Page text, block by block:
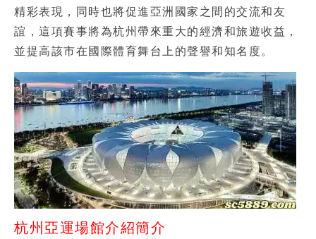
精彩表現，同時也將促進亞洲國家之間的交流和友
誼，這項賽事將為杭州帶來重大的經濟和旅遊收益，
並提高該市在國際體育舞台上的聲譽和知名度。
杭州亞運場館介紹簡介